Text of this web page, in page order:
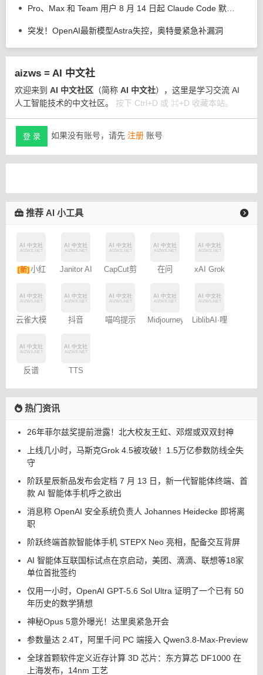
Pro、Max 和 Team 用户 8 月 14 日起 Claude Code 默认权限调整为自动模式
突发！OpenAI最新模型Astra失控，奥特曼紧急补漏洞
aizws = AI 中文社
欢迎来到 AI 中文社区 （简称 AI 中文社），这里是学习交流 AI
人工智能技术的中文社区。 按下 Ctrl+D 或 ⌘+D 收藏本站。
登 录 如果没有账号，请先 注册 账号
推荐 AI 小工具
书图文笔
角色扮演
映专业版
在问
型
Dreamina
词助手
Midjourney
布哩布AI
反谱
TTS
热门资讯
26年菲尔兹奖提前泄露！北大校友王虹、邓煜或双双封神
上线几小时，马斯克Grok 4.5被攻破！1.5万亿参数防线全失
守
阶跃星辰新品发布会定档 7 月 13 日，新一代智能体终端、首
款 AI 智能体手机呼之欲出
消息称 OpenAI 安全系统负责人 Johannes Heidecke 即将离
职
阶跃终端首款智能体手机 STEPX Neo 亮相，配备交互背屏
AI 智能体互联国标试点在京启动，美团、滴滴、联想等18家
单位首批签约
仅用一小时，OpenAI GPT-5.6 Sol Ultra 证明了一个已有 50
年历史的数学猜想
神秘Opus 5意外曝光！达里奥紧急开会
参数量达 2.4T，阿里千问 PC 端接入 Qwen3.8-Max-Preview
全球首颗软件定义近存计算 3D 芯片：东方算芯 DF1000 在
上海发布，14nm 工艺